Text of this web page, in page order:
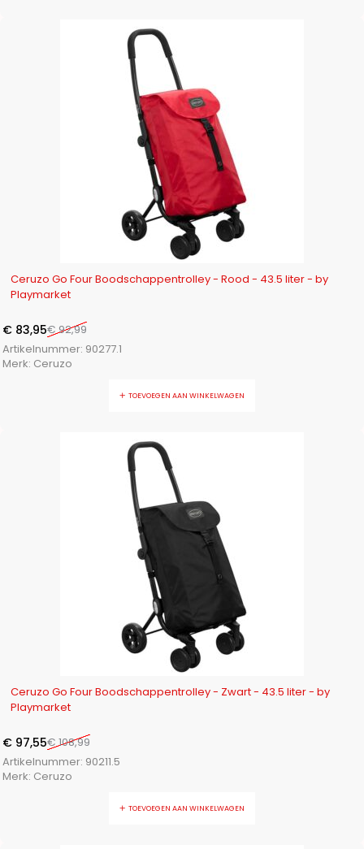
Ceruzo Go Four Boodschappentrolley - Rood - 43.5 liter - by
Playmarket
€92,99
€ 83,95
Artikelnummer: 90277.1
Merk: Ceruzo
TOEVOEGEN AAN WINKELWAGEN
Ceruzo Go Four Boodschappentrolley - Zwart - 43.5 liter - by
Playmarket
€108,99
€ 97,55
Artikelnummer: 90211.5
Merk: Ceruzo
TOEVOEGEN AAN WINKELWAGEN